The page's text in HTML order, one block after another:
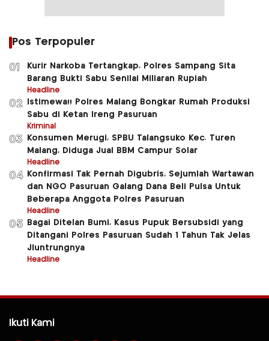
Pos Terpopuler
01
Kurir Narkoba Tertangkap, Polres Sampang Sita
Barang Bukti Sabu Senilai Miliaran Rupiah
Headline
02
Istimewa!! Polres Malang Bongkar Rumah Produksi
Sabu di Ketan Ireng Pasuruan
Kriminal
03
Konsumen Merugi, SPBU Talangsuko Kec. Turen
Malang, Diduga Jual BBM Campur Solar
Headline
04
Konfirmasi Tak Pernah Digubris, Sejumlah Wartawan
dan NGO Pasuruan Galang Dana Beli Pulsa Untuk
Beberapa Anggota Polres Pasuruan
Headline
05
Bagai Ditelan Bumi, Kasus Pupuk Bersubsidi yang
Ditangani Polres Pasuruan Sudah 1 Tahun Tak Jelas
Jluntrungnya
Headline
Ikuti Kami